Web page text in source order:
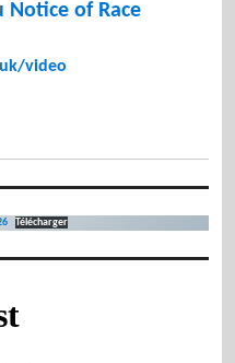
Notice of Race
video
Télécharger